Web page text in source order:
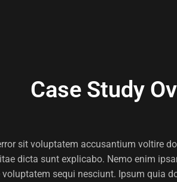
Case Study
sit voluptatem accusantium voltire
dicta sunt explicabo. Nemo enim
sequi nesciunt. Ipsum quia